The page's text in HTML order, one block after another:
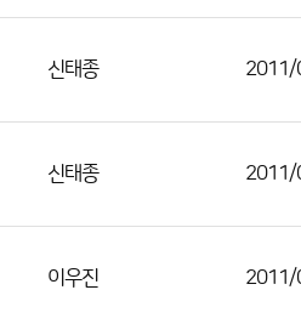
신태종 2011/
신태종 2011/
이우진 2011/